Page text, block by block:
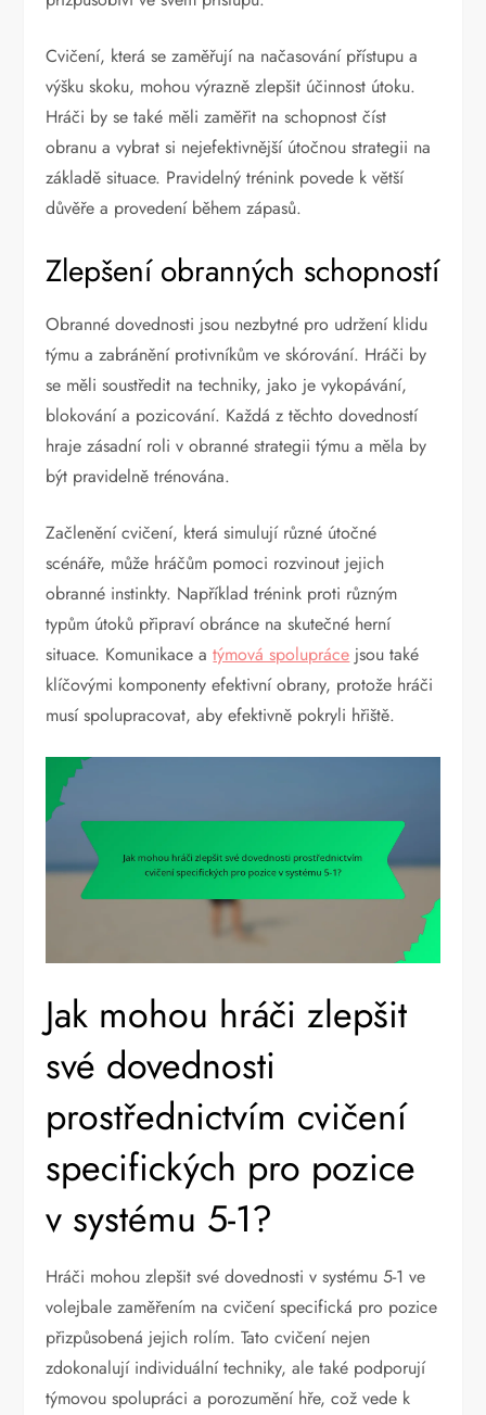
Cvičení, která se zaměřují na načasování přístupu a
výšku skoku, mohou výrazně zlepšit účinnost útoku.
Hráči by se také měli zaměřit na schopnost číst
obranu a vybrat si nejefektivnější útočnou strategii na
základě situace. Pravidelný trénink povede k větší
důvěře a provedení během zápasů.
Zlepšení obranných schopností
Obranné dovednosti jsou nezbytné pro udržení klidu
týmu a zabránění protivníkům ve skórování. Hráči by
se měli soustředit na techniky, jako je vykopávání,
blokování a pozicování. Každá z těchto dovedností
hraje zásadní roli v obranné strategii týmu a měla by
být pravidelně trénována.
Začlenění cvičení, která simulují různé útočné
scénáře, může hráčům pomoci rozvinout jejich
obranné instinkty. Například trénink proti různým
typům útoků připraví obránce na skutečné herní
situace. Komunikace atýmová spolupráce jsou také
klíčovými komponenty efektivní obrany, protože hráči
musí spolupracovat, aby efektivně pokryli hřiště.
Jak mohou hráči zlepšit
své dovednosti
prostřednictvím cvičení
specifických pro pozice
v systému 5-1?
Hráči mohou zlepšit své dovednosti v systému 5-1 ve
volejbale zaměřením na cvičení specifická pro pozice
přizpůsobená jejich rolím. Tato cvičení nejen
zdokonalují individuální techniky, ale také podporují
týmovou spolupráci a porozumění hře, což vede k